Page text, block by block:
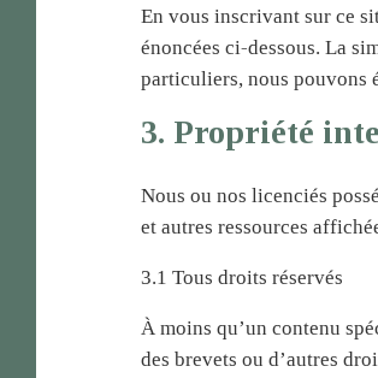
En vous inscrivant sur ce
énoncées ci-dessous. La
particuliers, nous pouvons
3. Propriété
Nous ou nos licenciés
et autres ressources
3.1 Tous droits réservés
À moins qu’un contenu
des brevets ou d’autres